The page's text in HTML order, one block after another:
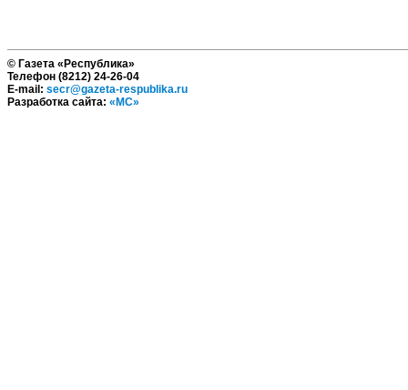
© Газета «Республика»
Телефон (8212) 24-26-04
E-mail: secr@gazeta-respublika.ru
Разработка сайта: «МС»